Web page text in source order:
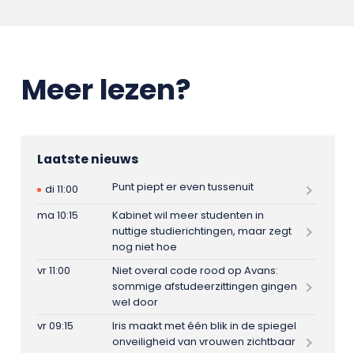
Meer lezen?
Laatste nieuws
di 11:00
Punt piept er even tussenuit
ma 10:15
Kabinet wil meer studenten in
nuttige studierichtingen, maar zegt
nog niet hoe
vr 11:00
Niet overal code rood op Avans:
sommige afstudeerzittingen gingen
wel door
vr 09:15
Iris maakt met één blik in de spiegel
onveiligheid van vrouwen zichtbaar